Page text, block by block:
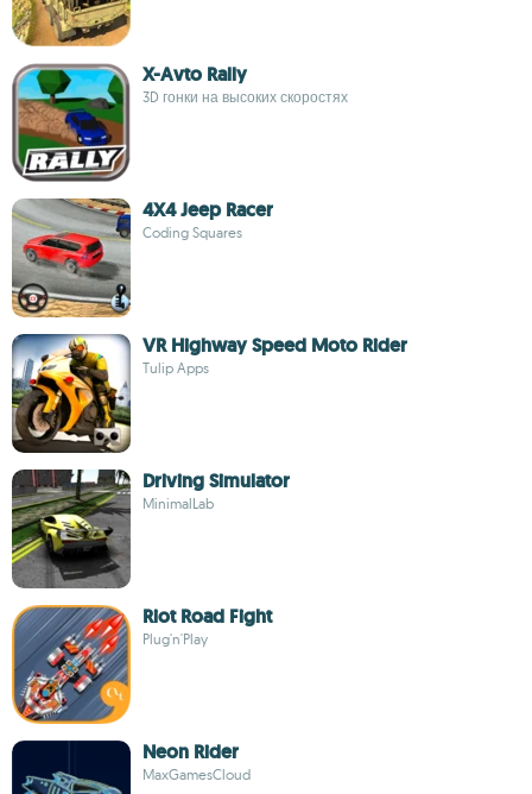
X-Avto Rally
3D гонки на высоких скоростях
4X4 Jeep Racer
Coding Squares
VR Highway Speed Moto Rider
Tulip Apps
Driving Simulator
MinimalLab
Riot Road Fight
Plug'n'Play
Neon Rider
MaxGamesCloud